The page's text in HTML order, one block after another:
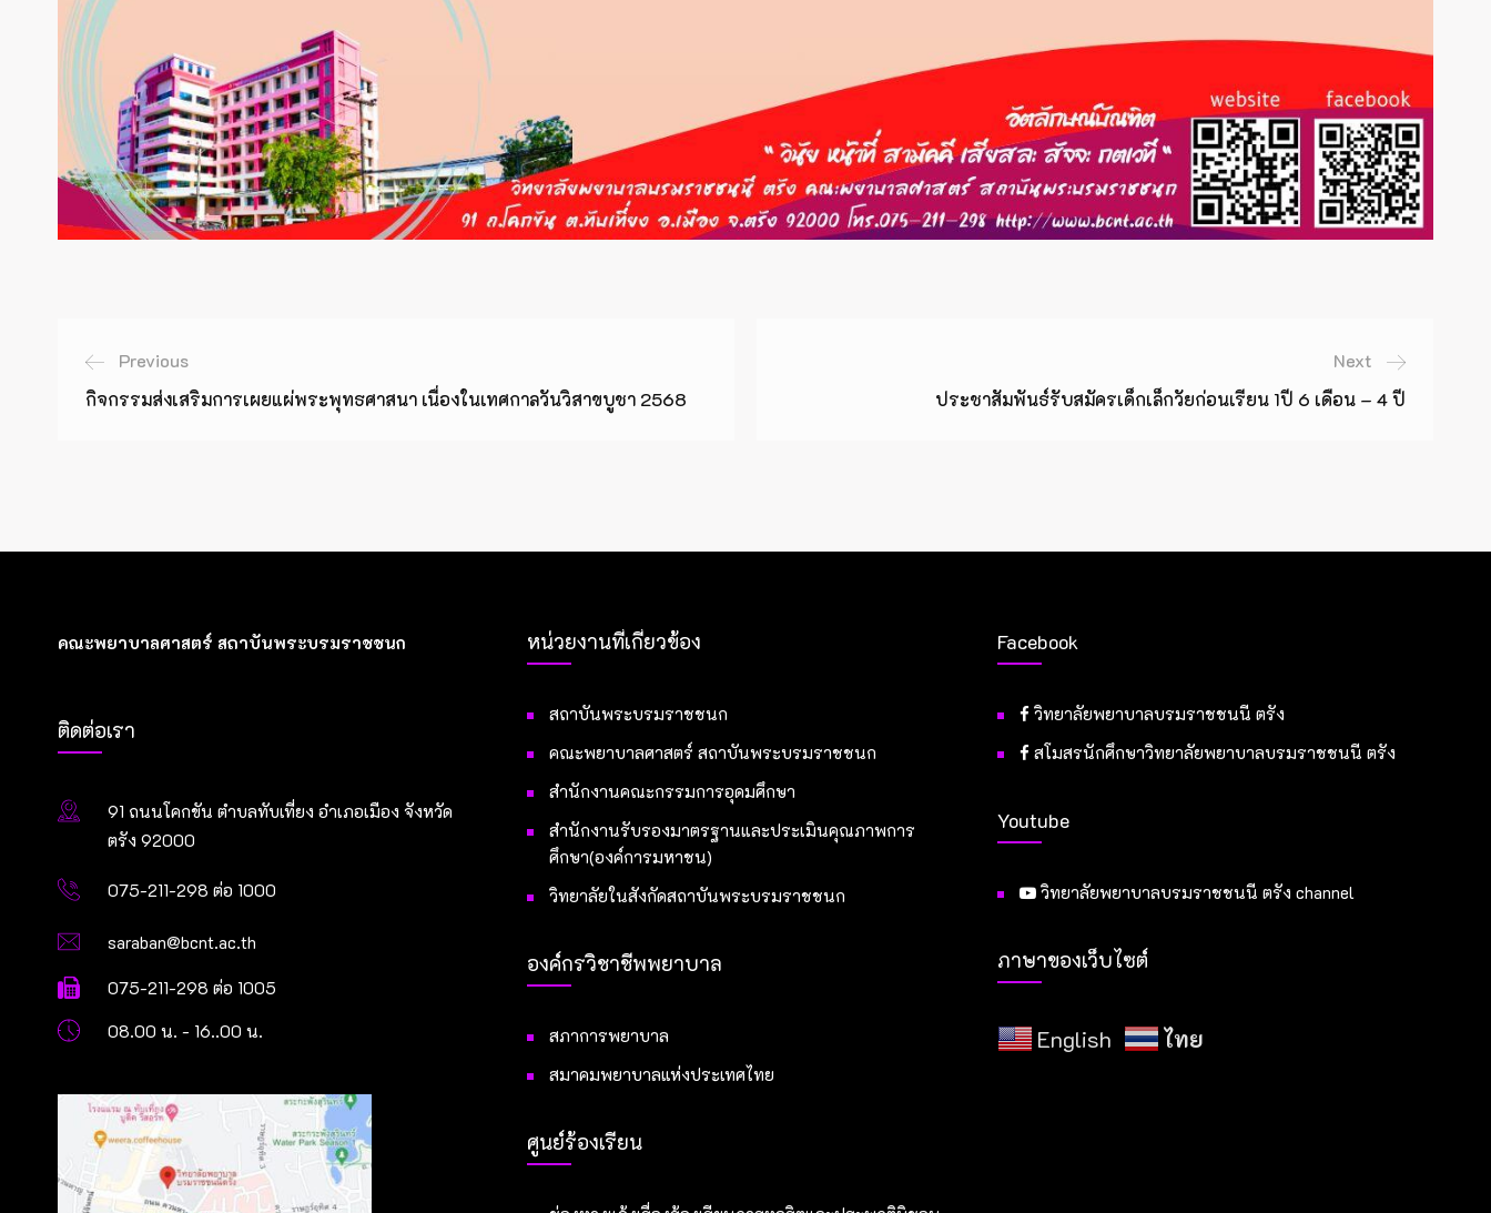
Previous
กิจกรรมส่งเสริมการเผยแผ่พระพุทธศาสนา เนื่องในเทศกาลวันวิสาขบูชา 2568
Next
ประชาสัมพันธ์รับสมัครเด็กเล็กวัยก่อนเรียน 1ปี 6 เดือน – 4 ปี
คณะพยาบาลศาสตร์ สถาบันพระบรมราชชนก
ติดต่อเรา
91 ถนนโคกขัน ตำบลทับเที่ยง อำเภอเมือง จังหวัด
ตรัง 92000
075-211-298 ต่อ 1000
saraban@bcnt.ac.th
075-211-298 ต่อ 1005
08.00 น. - 16..00 น.
หน่วยงานที่เกี่ยวข้อง
สถาบันพระบรมราชชนก
คณะพยาบาลศาสตร์ สถาบันพระบรมราชชนก
สำนักงานคณะกรรมการอุดมศึกษา
สำนักงานรับรองมาตรฐานและประเมินคุณภาพการ
ศึกษา(องค์การมหาชน)
วิทยาลัยในสังกัดสถาบันพระบรมราชชนก
องค์กรวิชาชีพพยาบาล
สภาการพยาบาล
สมาคมพยาบาลแห่งประเทศไทย
ศูนย์ร้องเรียน
Facebook
วิทยาลัยพยาบาลบรมราชชนนี ตรัง
สโมสรนักศึกษาวิทยาลัยพยาบาลบรมราชชนนี ตรัง
Youtube
วิทยาลัยพยาบาลบรมราชชนนี ตรัง channel
ภาษาของเว็บไซต์
English ไทย